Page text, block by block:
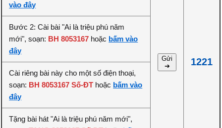
vào đây
Gửi
➔
1221
Bước 2: Cài bài "Ai là triệu phú năm
mới", soạn: BH 8053167 hoặc bấm vào
đây
Cài riêng bài này cho một số điện thoại,
soạn: BH 8053167 Số-ĐT hoặc bấm vào
đây
Tặng bài hát "Ai là triệu phú năm mới",